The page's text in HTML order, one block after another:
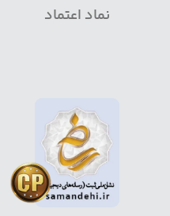
نماد اعتماد